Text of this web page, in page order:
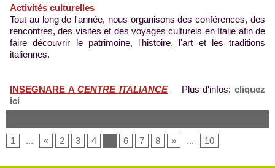
Activités culturelles
Tout au long de l'année, nous organisons des conférences, des
rencontres, des visites et des voyages culturels en Italie afin de
faire découvrir le patrimoine, l'histoire, l'art et les traditions
italiennes.
INSEGNARE ACENTRE ITALIANCE Plus d'infos:cliquez
ici
1 ... « 2 3 4 6 7 8 » ... 10